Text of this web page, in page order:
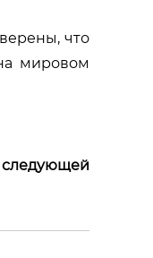
что
мировом